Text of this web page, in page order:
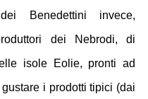
Benedettini invece,
dei Nebrodi, di
isole Eolie, pronti ad
i prodotti tipici (dai